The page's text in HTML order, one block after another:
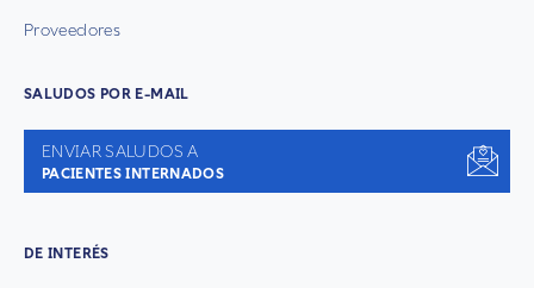
Proveedores
SALUDOS POR E-MAIL
ENVIAR SALUDOS A
PACIENTES INTERNADOS
DE INTERÉS